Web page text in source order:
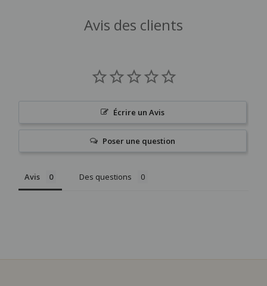
Avis des clients
Écrire un Avis
Poser une question
Avis Des questions